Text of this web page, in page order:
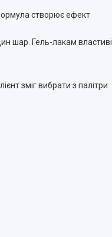
створює ефект
шар. Гель-лакам властиві
зміг вибрати з палітри